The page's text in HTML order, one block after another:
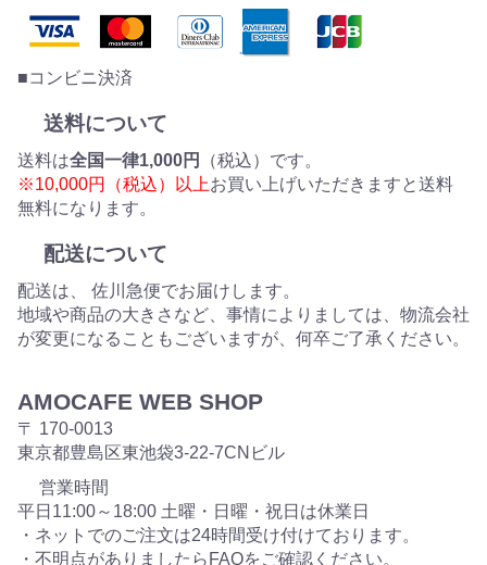
■コンビニ決済
送料について
送料は全国一律1,000円
（税込）です。
※10,000円（税込）以上お買い上げいただきますと送料
無料になります。
配送について
配送は、 佐川急便でお届けします。
地域や商品の大きさなど、事情によりましては、物流会社
が変更になることもございますが、何卒ご了承ください。
AMOCAFE WEB SHOP
〒 170-0013
東京都豊島区東池袋3-22-7CNビル
営業時間
平日11:00～18:00 土曜・日曜・祝日は休業日
・ネットでのご注文は24時間受け付けております。
・不明点がありましたらFAQをご確認ください。